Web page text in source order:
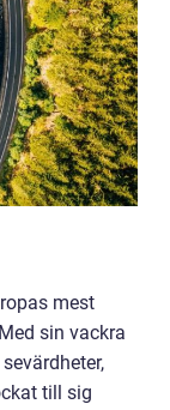
mest
sin vackra
till sig